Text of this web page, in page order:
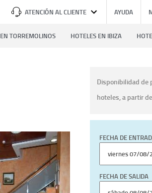
ATENCIÓN AL CLIENTE AYUDA
TORREMOLINOS HOTELES EN IBIZA
Disponibilidad de
hoteles, a partir de
FECHA DE
FECHA DE SALIDA